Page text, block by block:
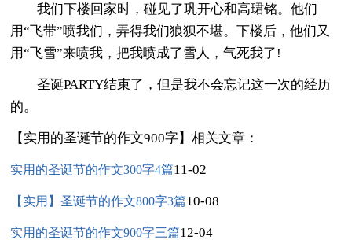
我们下楼回家时，碰见了巩开心和高珺铭。他们
用“飞带”喷我们，弄得我们狼狈不堪。下楼后，他们又
用“飞雪”来喷我，把我喷成了雪人，气死我了!
圣诞PARTY结束了，但是我不会忘记这一次的经历
的。
【实用的圣诞节的作文900字】相关文章：
实用的圣诞节的作文300字4篇11-02
【实用】圣诞节的作文800字3篇10-08
实用的圣诞节的作文900字三篇12-04